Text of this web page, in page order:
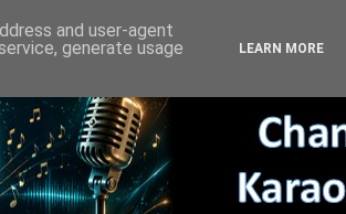
and user-agent
generate usage
LEARN MORE